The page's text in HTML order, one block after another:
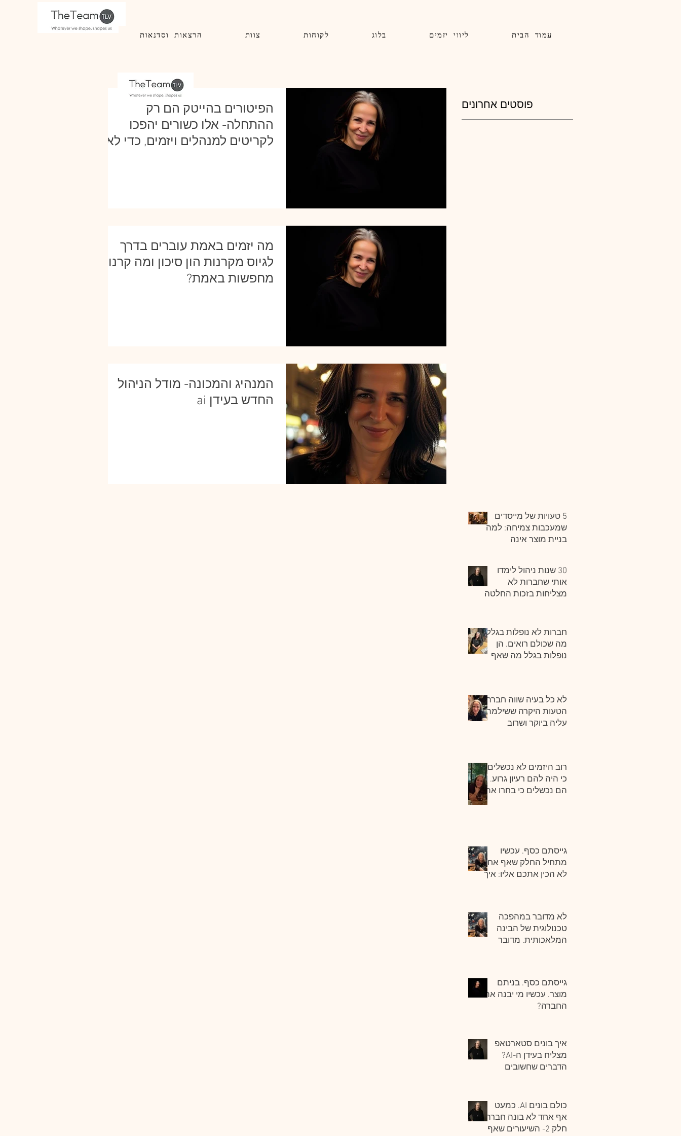
עמוד הבית ליווי יזמים בלוג לקוחות צוות הרצאות וסדנאות
הפיטורים בהייטק הם רק
ההתחלה- אלו כשורים יהפכו
לקריטים למנהלים ויזמים, כדי לא
מה יזמים באמת עוברים בדרך
לגיוס מקרנות הון סיכון ומה קרנות
מחפשות באמת?
המנהיג והמכונה- מודל הניהול
החדש בעידן ai
פוסטים אחרונים
5 טעויות של מייסדים
שמעכבות צמיחה: למה
בניית מוצר אינה
30 שנות ניהול לימדו
אותי שחברות לא
מצליחות בזכות החלטה
שמתקבלות נכון, שוב
ושוב.
חברות לא נופלות בגלל
מה שכולם רואים. הן
נופלות בגלל מה שאף
לא כל בעיה שווה חברה.
הטעות היקרה ששילמתי
עליה ביוקר ושרוב
רוב היזמים לא נכשלים
כי היה להם רעיון גרוע.
הם נכשלים כי בחרו את
גייסתם כסף. עכשיו
מתחיל החלק שאף אחד
לא הכין אתכם אליו: איך
לא מדובר במהפכה
טכנולוגית של הבינה
המלאכותית. מדובר
גייסתם כסף. בניתם
מוצר. עכשיו מי יבנה את
החברה?
איך בונים סטארטאפ
מצליח בעידן ה-AI?
הדברים שחשובים
כולם בונים AI. כמעט
אף אחד לא בונה חברה.
חלק 2- השיעורים שאף